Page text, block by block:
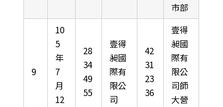
市部
9
10
5
年
7
月
12
28
34
49
55
壹得
昶國
際有
限公
司
42
31
23
36
壹得
昶國
際有
限公
司師
大營